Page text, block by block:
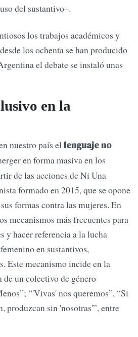
del sustantivo–.
los trabajos académicos y
los ochenta se han producido
el debate se instaló unas
en la
nuestro país ellenguaje no
en forma masiva en los
de las acciones de Ni Una
formado en 2015, que se opone
formas contra las mujeres. En
mecanismos más frecuentes para
y hacer referencia a la lucha
en sustantivos,
Este mecanismo incide en la
un colectivo de género
“'Vivas'nos queremos”, “Si
produzcan sin 'nosotras'”, entre